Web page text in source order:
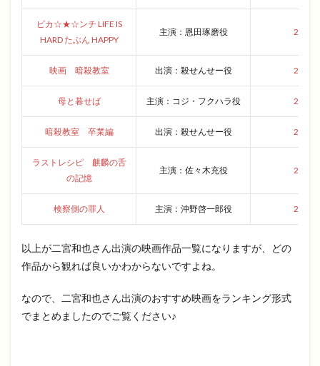
ピカ☆★☆ンチ LIFE IS
HARD たぶん HAPPY
主演：恩田琢磨役 2014
映画 暗殺教室 出演：殺せんせー役 2015
母と暮せば 主演：コジ・フクハラ役 2015
暗殺教室 卒業編 出演：殺せんせー役 2016
ラストレシピ 麒麟の舌
の記憶
主演：佐々木充役 2017
検察側の罪人 主演：沖野啓一郎役 2018
以上が二宮和也さん出演の映画作品一覧になりますが、どの
作品から観れば良いかわからないですよね。
なので、二宮和也さん出演のおすすめ映画をランキング形式
でまとめましたのでご覧ください♪